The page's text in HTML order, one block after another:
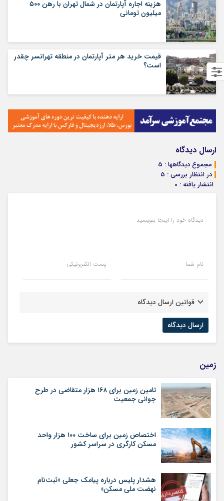
هزینه اجاره آپارتمان در شمال تهران با رهن ۵۰۰
میلیون تومانی
قیمت خرید هر متر آپارتمان در منطقه تهرانسر چقدر
است؟
ارسال دیدگاه
مجموع دیدگاهها : 5
در انتظار بررسی : 5
انتشار یافته : 0
دیدگاه خود را اینجا بنویسید
نام شما پست الکترونیکی
قوانین ارسال دیدگاه
زمین
تامین زمین برای ۱۶۸ هزار متقاضی در طرح
جوانی جمعیت
اختصاص زمین برای ساخت ۱۰۰ هزار واحد
مسکن کارگری در سراسر کشور
هشدار پلیس درباره پیامک جعلی «ثبت‌نام
نهضت ملی مسکن»